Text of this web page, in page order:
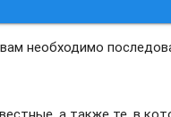
необходимо